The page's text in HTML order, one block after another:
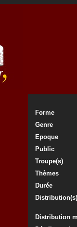
Forme
Genre
Epoque
Public
Troupe(s)
Thèmes
Durée
Distribution(s)
Distribution